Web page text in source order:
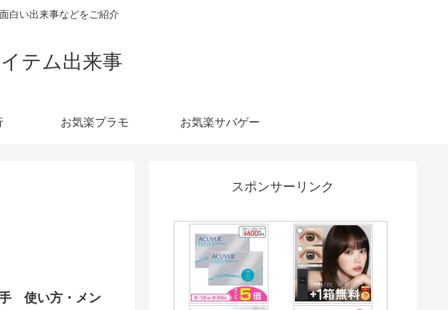
白い出来事などをご紹介
テム出来事
お気楽プラモ お気楽サバゲー
使い方・メン
スポンサーリンク